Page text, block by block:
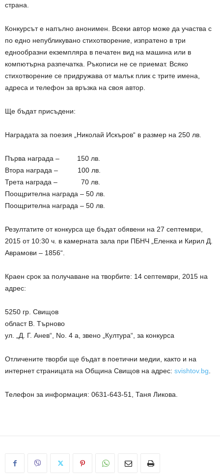
страна.
Конкурсът е напълно анонимен. Всеки автор може да участва с
по едно непубликувано стихотворение, изпратено в три
еднообразни екземпляра в печатен вид на машина или в
компютърна разпечатка. Ръкописи не се приемат. Всяко
стихотворение се придружава от малък плик с трите имена,
адреса и телефон за връзка на своя автор.
Ще бъдат присъдени:
Наградата за поезия „Николай Искъров“ в размер на 250 лв.
Първа награда – 150 лв.
Втора награда – 100 лв.
Трета награда – 70 лв.
Поощрителна награда – 50 лв.
Поощрителна награда – 50 лв.
Резултатите от конкурса ще бъдат обявени на 27 септември,
2015 от 10:30 ч. в камерната зала при ПБНЧ „Еленка и Кирил Д.
Аврамови – 1856“.
Краен срок за получаване на творбите: 14 септември, 2015 на
адрес:
5250 гр. Свищов
област В. Търново
ул. „Д. Г. Анев“, No. 4 a, звено „Култура“, за конкурса
Отличените творби ще бъдат в поетични медии, както и на
интернет страницата на Община Свищов на адрес: svishtov.bg
Телефон за информация: 0631-643-51, Таня Ликова.